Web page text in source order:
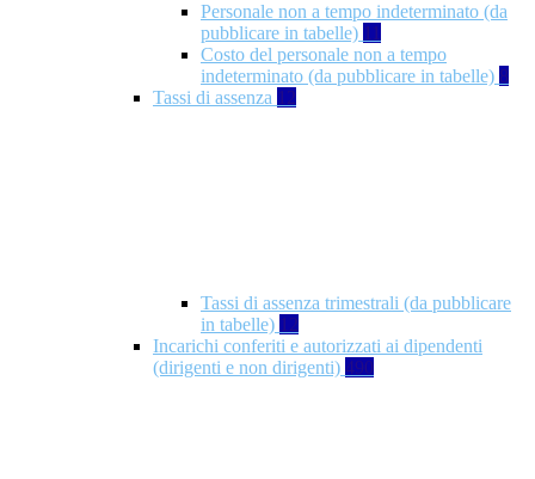
Personale non a tempo indeterminato (da
pubblicare in tabelle) 11
Costo del personale non a tempo
indeterminato (da pubblicare in tabelle) 8
Tassi di assenza 12
Tassi di assenza trimestrali (da pubblicare
in tabelle) 12
Incarichi conferiti e autorizzati ai dipendenti
(dirigenti e non dirigenti) 490